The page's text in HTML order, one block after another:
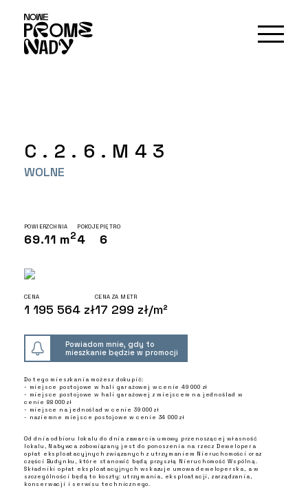
C.2.6.M43
WOLNE
POWIERZCHNIA
69.11 m2
POKOJE
4
PIĘTRO
6
CENA
1 195 564 zł
CENA ZA METR
17 299 zł/m²
Powiadom mnie, gdy to
mieszkanie będzie w promocji
Do tego mieszkania możesz dokupić:
- miejsce postojowe w hali garażowej w cenie 49 000 zł
- miejsce postojowe w hali garażowej z miejscem na jednoślad w
cenie 88 000 zł
- miejsce na jednoślad w cenie 39 000 zł
- naziemne miejsce postojowe w cenie 34 000 zł
Od dnia odbioru lokalu do dnia zawarcia umowy przenoszącej własność
lokalu, Nabywca zobowiązany jest do ponoszenia na rzecz Dewelopera
opłat eksploatacyjnych związanych z utrzymaniem Nieruchomości oraz
części Budynku, które stanowić będą przyszłą Nieruchomość Wspólną.
Składniki opłat eksploatacyjnych wskazuje umowa deweloperska, a w
szczególności będą to koszty: utrzymania, eksploatacji, zarządzania,
konserwacji i serwisu technicznego.